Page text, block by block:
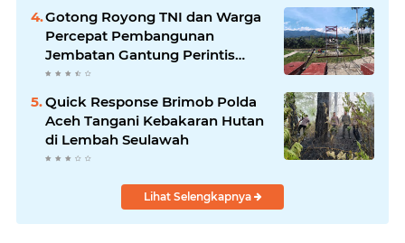
Gotong Royong TNI dan Warga
Percepat Pembangunan
Jembatan Gantung Perintis
Kuta Ujung Aceh Tenggara
Quick Response Brimob Polda
Aceh Tangani Kebakaran Hutan
di Lembah Seulawah
Lihat Selengkapnya